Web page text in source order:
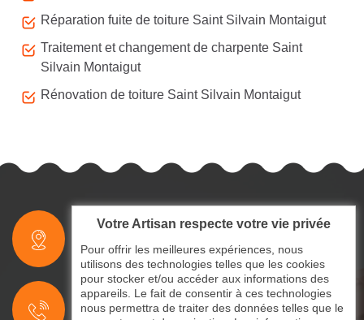
Réparation fuite de toiture Saint Silvain Montaigut
Traitement et changement de charpente Saint
Silvain Montaigut
Rénovation de toiture Saint Silvain Montaigut
indisponible
Votre Artisan respecte votre vie privée
Pour offrir les meilleures expériences, nous
utilisons des technologies telles que les cookies
pour stocker et/ou accéder aux informations des
appareils. Le fait de consentir à ces technologies
nous permettra de traiter des données telles que le